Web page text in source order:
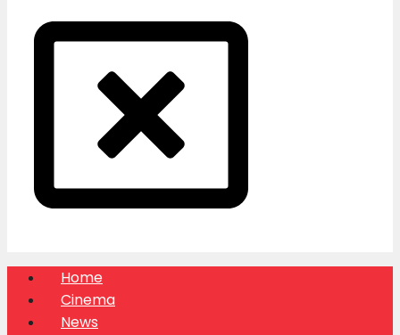
Home
Cinema
News